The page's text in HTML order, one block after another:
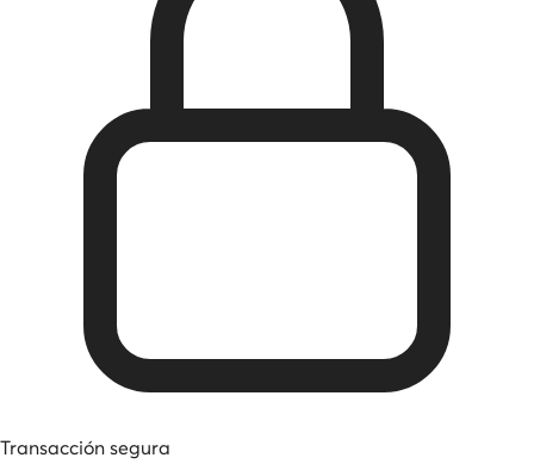
Transacción segura